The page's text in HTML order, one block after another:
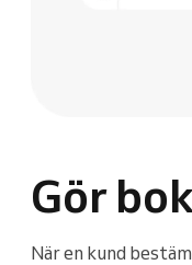
Gör
När en kund